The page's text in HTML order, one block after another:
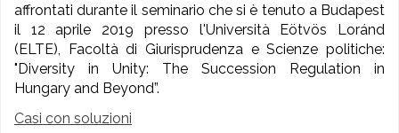
affrontati durante il seminario che si è tenuto a Budapest
il 12 aprile 2019 presso l'Università Eötvös Loránd
(ELTE), Facoltà di Giurisprudenza e Scienze politiche:
"Diversity in Unity: The Succession Regulation in
Hungary and Beyond”.
Casi con soluzioni